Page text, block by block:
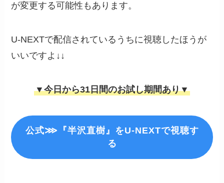
が変更する可能性もあります。
U-NEXTで配信されているうちに視聴したほうが
いいですよ↓↓
▼今日から31日間のお試し期間あり▼
公式⋙『半沢直樹』をU-NEXTで視聴す
る